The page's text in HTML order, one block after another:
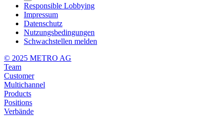
Responsible Lobbying
Impressum
Datenschutz
Nutzungsbedingungen
Schwachstellen melden
© 2025 METRO AG
Team
Customer
Multichannel
Products
Positions
Verbände